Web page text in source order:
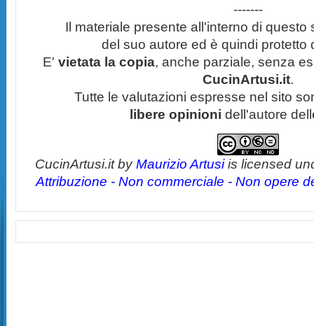
-------
Il materiale presente all'interno di questo
del suo autore ed è quindi protetto
E' vietata la copia, anche parziale, senza
CucinArtusi.it.
Tutte le valutazioni espresse nel sito
libere opinioni dell'autore
CucinArtusi.itbyMaurizio Artusiis licensed
Attribuzione - Non commerciale - Non opere